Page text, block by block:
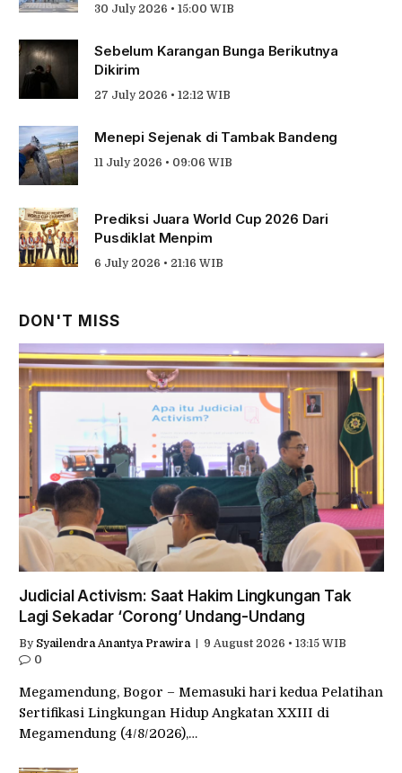
30 July 2026 • 15:00 WIB
Sebelum Karangan Bunga Berikutnya
Dikirim
27 July 2026 • 12:12 WIB
Menepi Sejenak di Tambak Bandeng
11 July 2026 • 09:06 WIB
Prediksi Juara World Cup 2026 Dari
Pusdiklat Menpim
6 July 2026 • 21:16 WIB
DON'T MISS
Judicial Activism: Saat Hakim Lingkungan Tak
Lagi Sekadar ‘Corong’ Undang-Undang
By Syailendra Anantya Prawira
9 August 2026 • 13:15 WIB
0
Megamendung, Bogor – Memasuki hari kedua Pelatihan
Sertifikasi Lingkungan Hidup Angkatan XXIII di
Megamendung (4/8/2026),…